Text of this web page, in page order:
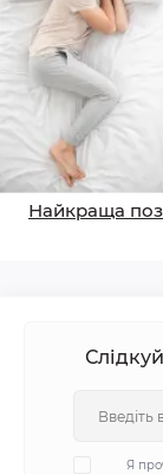
Найкраща
Я